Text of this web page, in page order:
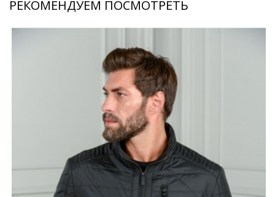
РЕКОМЕНДУЕМ ПОСМОТРЕТЬ